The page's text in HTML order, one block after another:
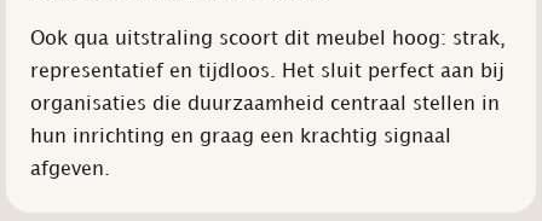
Ook qua uitstraling scoort dit meubel hoog: strak,
representatief en tijdloos. Het sluit perfect aan bij
organisaties die duurzaamheid centraal stellen in
hun inrichting en graag een krachtig signaal
afgeven.